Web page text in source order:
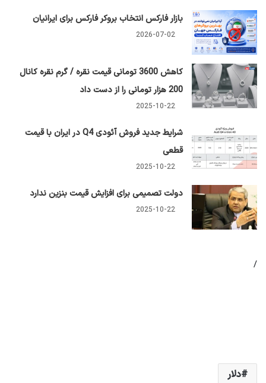
بازار فارکس انتخاب بروکر فارکس برای ایرانیان
2026-07-02
کاهش 3600 تومانی قیمت نقره / گرم نقره کانال
200 هزار تومانی را از دست داد
2025-10-22
شرایط جدید فروش آئودی Q4 در ایران با قیمت
قطعی
2025-10-22
دولت تصمیمی برای افزایش قیمت بنزین ندارد
2025-10-22
/
دلار